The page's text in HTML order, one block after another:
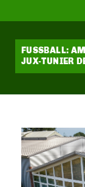
FUSSBALL:
JUX-TUNIER